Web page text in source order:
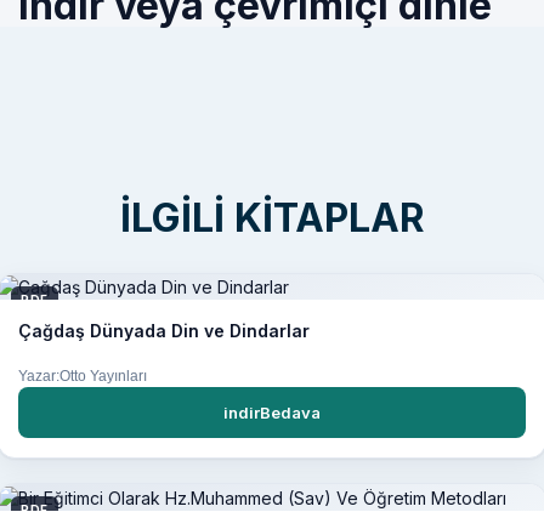
İLGILI KITAPLAR
PDF
Çağdaş Dünyada Din ve Dindarlar
Yazar:Otto Yayınları
indirBedava
PDF